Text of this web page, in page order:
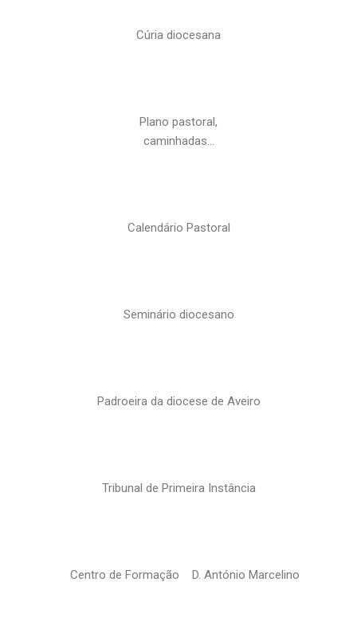
Cúria diocesana
Plano pastoral,
caminhadas…
Calendário Pastoral
Seminário diocesano
Padroeira da diocese de Aveiro
Tribunal de Primeira Instância
Centro de Formação D. António Marcelino